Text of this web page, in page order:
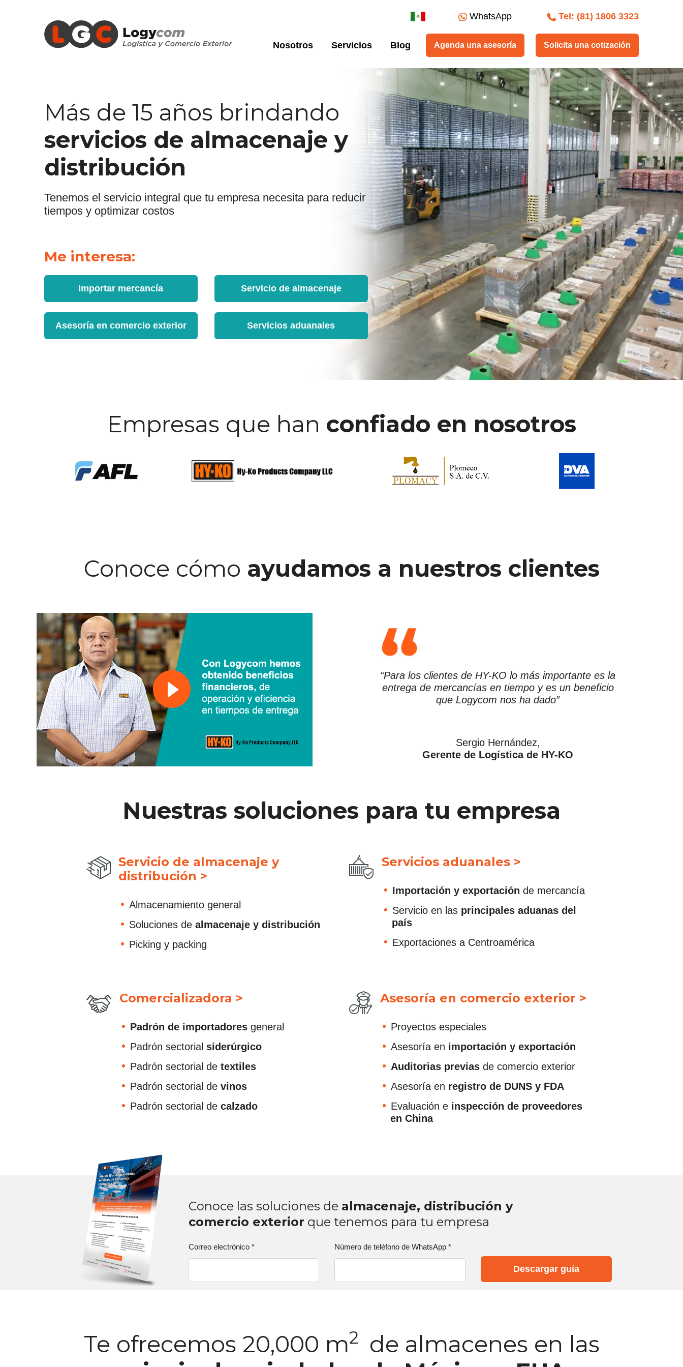
WhatsApp Tel: (81) 1806 3323
Nosotros Servicios Blog Agenda una asesoría Solicita una cotización
Más de 15 años brindando
servicios de almacenaje y
distribución
Tenemos el servicio integral que tu empresa necesita para reducir
tiempos y optimizar costos
Me interesa:
Importar mercancía Servicio de almacenaje
Asesoría en comercio exterior Servicios aduanales
Empresas que han confiado en nosotros
Conoce cómo ayudamos a nuestros clientes
“Para los clientes de HY-KO lo más importante es la
entrega de mercancías en tiempo y es un beneficio
que Logycom nos ha dado”
Sergio Hernández,
Gerente de Logística de HY-KO
Nuestras soluciones para tu empresa
Servicio de almacenaje y
distribución >
Almacenamiento general
Soluciones de almacenaje y distribución
Picking y packing
Servicios aduanales >
Importación y exportación de mercancía
Servicio en las principales aduanas del
país
Exportaciones a Centroamérica
Comercializadora >
Padrón de importadores general
Padrón sectorial siderúrgico
Padrón sectorial de textiles
Padrón sectorial de vinos
Padrón sectorial de calzado
Asesoría en comercio exterior >
Proyectos especiales
Asesoría en importación y exportación
Auditorias previas de comercio exterior
Asesoría en registro de DUNS y FDA
Evaluación e inspección de proveedores
en China
Conoce las soluciones de almacenaje, distribución y
comercio exterior que tenemos para tu empresa
Correo electrónico * Número de teléfono de WhatsApp*
Descargar guía
Te ofrecemos 20,000 m2 de almacenes en las